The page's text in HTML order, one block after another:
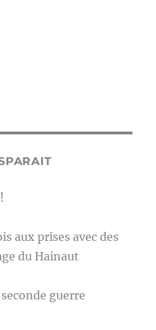
aux prises avec des
du Hainaut
guerre